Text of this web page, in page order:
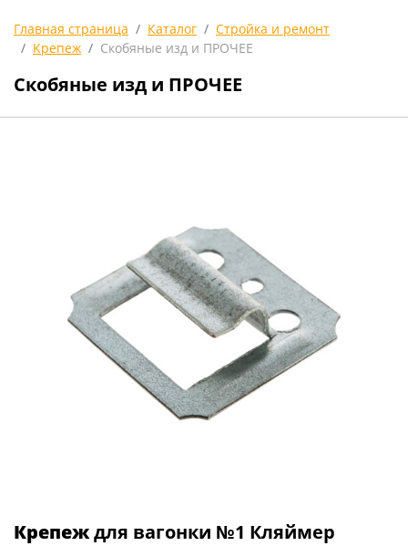
Главная страница Каталог
Стройка и ремонт
Крепеж
Скобяные изд и ПРОЧЕЕ
Скобяные изд и ПРОЧЕЕ
Крепеждля вагонки №1 Кляймер